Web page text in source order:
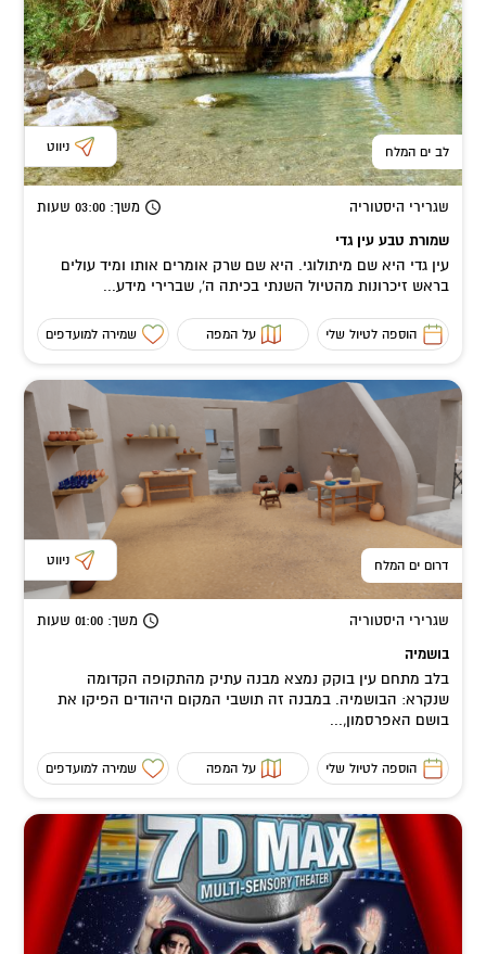
לב ים המלח ניווט
שגרירי היסטוריה משך: 03:00 שעות
שמורת טבע עין גדי
עין גדי היא שם מיתולוגי. היא שם שרק אומרים אותו ומיד עולים
בראש זיכרונות מהטיול השנתי בכיתה ה', שברירי מידע...
הוספה לטיול שלי על המפה שמירה למועדפים
דרום ים המלח ניווט
שגרירי היסטוריה משך: 01:00 שעות
בושמיה
בלב מתחם עין בוקק נמצא מבנה עתיק מהתקופה הקדומה
שנקרא: הבושמיה. במבנה זה תושבי המקום היהודים הפיקו את
בושם האפרסמון,...
הוספה לטיול שלי על המפה שמירה למועדפים